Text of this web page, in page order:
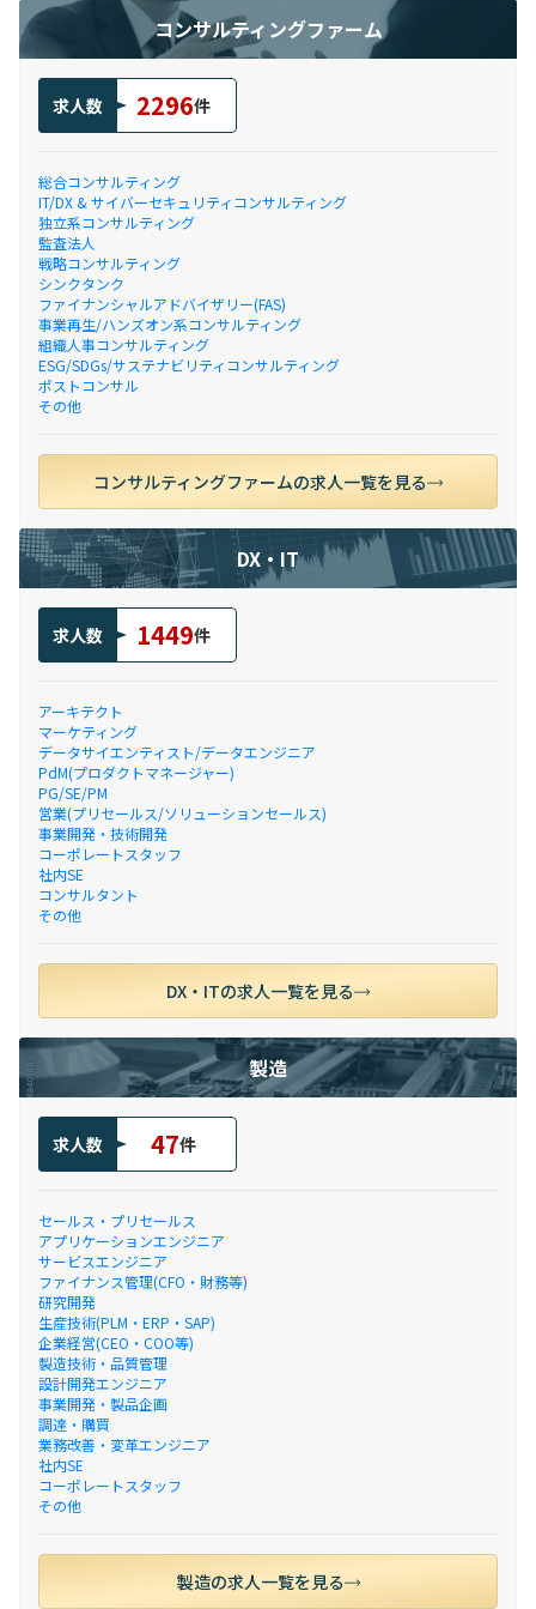
コンサルティングファーム
求人数 2296件
総合コンサルティング
IT/DX & サイバーセキュリティコンサルティング
独立系コンサルティング
監査法人
戦略コンサルティング
シンクタンク
ファイナンシャルアドバイザリー(FAS)
事業再生/ハンズオン系コンサルティング
組織人事コンサルティング
ESG/SDGs/サステナビリティコンサルティング
ポストコンサル
その他
コンサルティングファームの求人一覧を見る
DX・IT
求人数 1449件
アーキテクト
マーケティング
データサイエンティスト/データエンジニア
PdM(プロダクトマネージャー)
PG/SE/PM
営業(プリセールス/ソリューションセールス)
事業開発・技術開発
コーポレートスタッフ
社内SE
コンサルタント
その他
DX・ITの求人一覧を見る
製造
求人数 47件
セールス・プリセールス
アプリケーションエンジニア
サービスエンジニア
ファイナンス管理(CFO・財務等)
研究開発
生産技術(PLM・ERP・SAP)
企業経営(CEO・COO等)
製造技術・品質管理
設計開発エンジニア
事業開発・製品企画
調達・購買
業務改善・変革エンジニア
社内SE
コーポレートスタッフ
その他
製造の求人一覧を見る